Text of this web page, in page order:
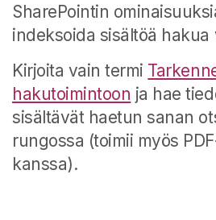
SharePointin
indeksoida sisältöä hakua
Kirjoita vain termi
hakutoimintoon ja hae
sisältävät haetun sanan
rungossa (toimii myös
kanssa).